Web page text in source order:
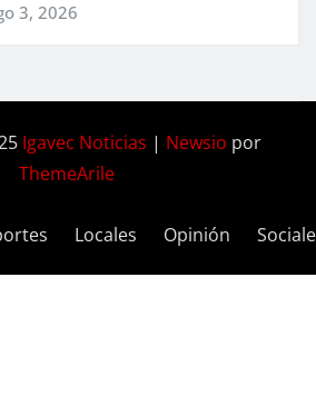
3, 2026
Igavec Noticias | Newsio por
ThemeArile
Locales Opinión